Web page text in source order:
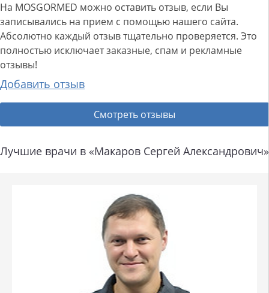
На MOSGORMED можно оставить отзыв, если Вы
записывались на прием с помощью нашего сайта.
Абсолютно каждый отзыв тщательно проверяется. Это
полностью исключает заказные, спам и рекламные
отзывы!
Добавить отзыв
Смотреть отзывы
Лучшие врачи в «Макаров Сергей Александрович»